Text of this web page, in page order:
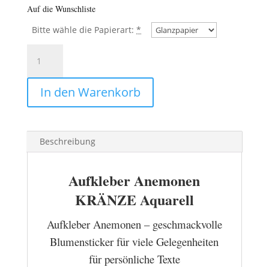
Auf die Wunschliste
Bitte wähle die Papierart: *
Anemonen
KRÄNZE
Aquarell
Menge
In den Warenkorb
Beschreibung
Aufkleber Anemonen
KRÄNZE Aquarell
Aufkleber Anemonen – geschmackvolle
Blumensticker für viele Gelegenheiten
für persönliche Texte